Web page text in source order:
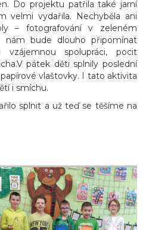
Do projektu patřila také jarní
velmi vydařila. Nechyběla ani
– fotografování v zeleném
nám bude dlouho připomínat
spolupráci, pocit
pátek děti splnily poslední
vlaštovky. I tato aktivita
i smíchu.
splnit a už teď se těšíme na